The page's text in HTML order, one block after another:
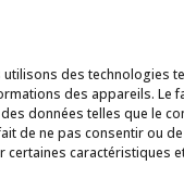
des technologies
des appareils. Le
données telles que le
de ne pas consentir ou
certaines caractéristiques